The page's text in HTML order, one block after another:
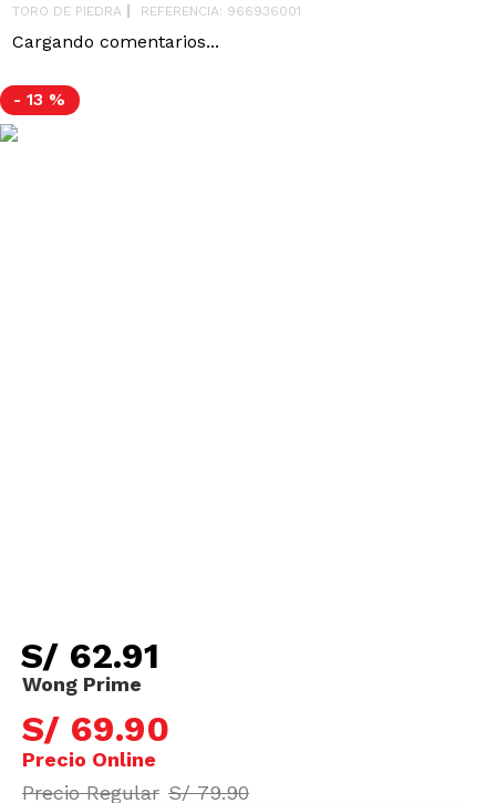
TORO DE PIEDRA REFERENCIA: 966936001
Cargando comentarios...
- 13 %
S/ 62.91
S/ 69.90
S/ 79.90